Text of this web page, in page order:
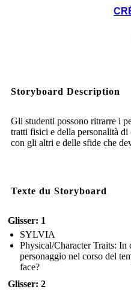
Storyboard Description
Gli studenti possono ritrarre i
tratti fisici e della personalità
con gli altri e delle sfide che
Texte du Storyboard
Glisser: 1
SYLVIA
Physical/Character Traits: In
personaggio nel corso del
face?
Glisser: 2